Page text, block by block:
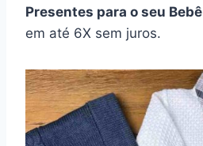
Presentes para o seu Bebê
em até 6X sem juros.